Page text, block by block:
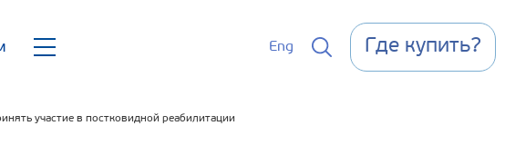
Eng Где купить?
участие в постковидной реабилитации